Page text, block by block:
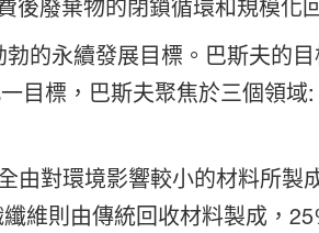
廢棄物的閉鎖循環和規模化回
的永續發展目標。巴斯夫的
目標，巴斯夫聚焦於三個領
由對環境影響較小的材料所製
維則由傳統回收材料製成，